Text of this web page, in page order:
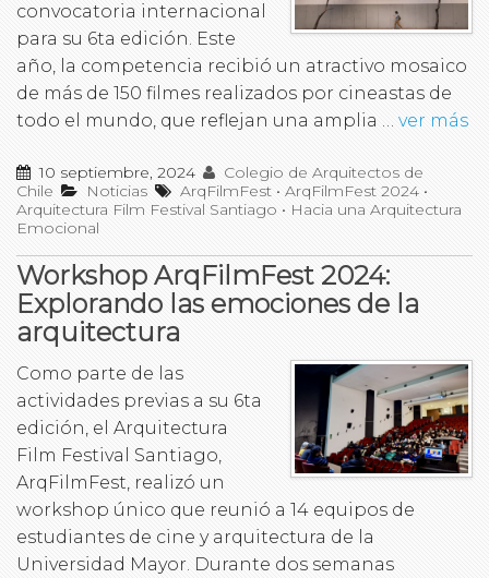
convocatoria internacional
para su 6ta edición. Este
año, la competencia recibió un atractivo mosaico
de más de 150 filmes realizados por cineastas de
todo el mundo, que reflejan una amplia … ver más
10 septiembre, 2024
Colegio de Arquitectos de
Chile
Noticias ArqFilmFest •ArqFilmFest 2024 •
Arquitectura Film Festival Santiago • Hacia una Arquitectura
Emocional
Workshop ArqFilmFest 2024:
Explorando las emociones de la
arquitectura
Como parte de las
actividades previas a su 6ta
edición, el Arquitectura
Film Festival Santiago,
ArqFilmFest, realizó un
workshop único que reunió a 14 equipos de
estudiantes de cine y arquitectura de la
Universidad Mayor. Durante dos semanas